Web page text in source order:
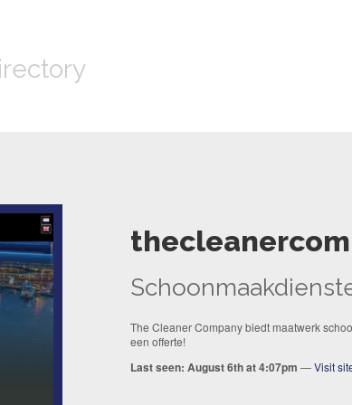
The Cleaner Company biedt maatwerk
een offerte!
Last seen: August 6th at 4:07pm —Visit